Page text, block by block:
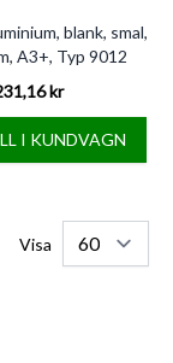
blank, smal,
A3+, Typ 9012
kr
I KUNDVAGN
Visa